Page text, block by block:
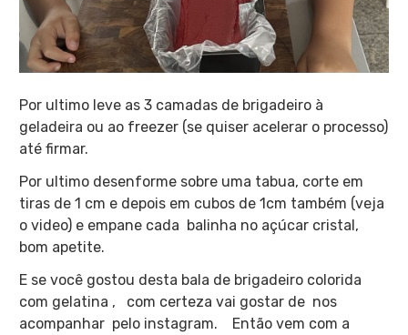
Por ultimo leve as 3 camadas de brigadeiro à
geladeira ou ao freezer (se quiser acelerar o processo)
até firmar.
Por ultimo desenforme sobre uma tabua, corte em
tiras de 1 cm e depois em cubos de 1cm também (veja
o video) e empane cada balinha no açúcar cristal,
bom apetite.
E se você gostou desta bala de brigadeiro colorida
com gelatina , com certeza vai gostar de nos
acompanhar pelo instagram. Então vem com a